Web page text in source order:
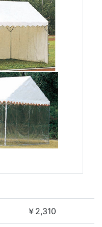
￥2,310